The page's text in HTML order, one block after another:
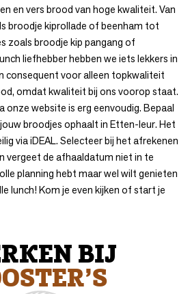
en vers brood van hoge kwaliteit. Van
broodje kiprollade of beenham tot
zoals broodje kip pangang of
liefhebber hebben we iets lekkers in
consequent voor alleen topkwaliteit
omdat kwaliteit bij ons voorop staat.
onze website is erg eenvoudig. Bepaal
broodjes ophaalt in Etten-leur. Het
via iDEAL. Selecteer bij het afrekenen
vergeet de afhaaldatum niet in te
planning hebt maar wel wilt genieten
lunch! Kom je even kijken of start je
BIJ